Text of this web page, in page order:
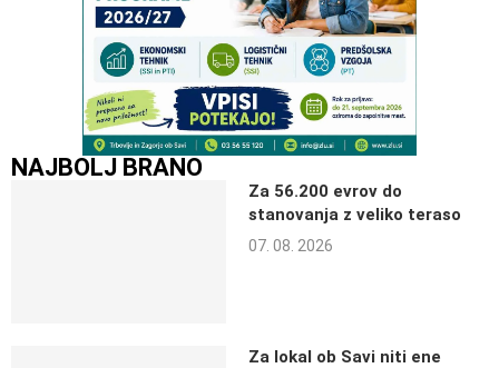
NAJBOLJ BRANO
Za 56.200 evrov do
stanovanja z veliko teraso
07. 08. 2026
Za lokal ob Savi niti ene